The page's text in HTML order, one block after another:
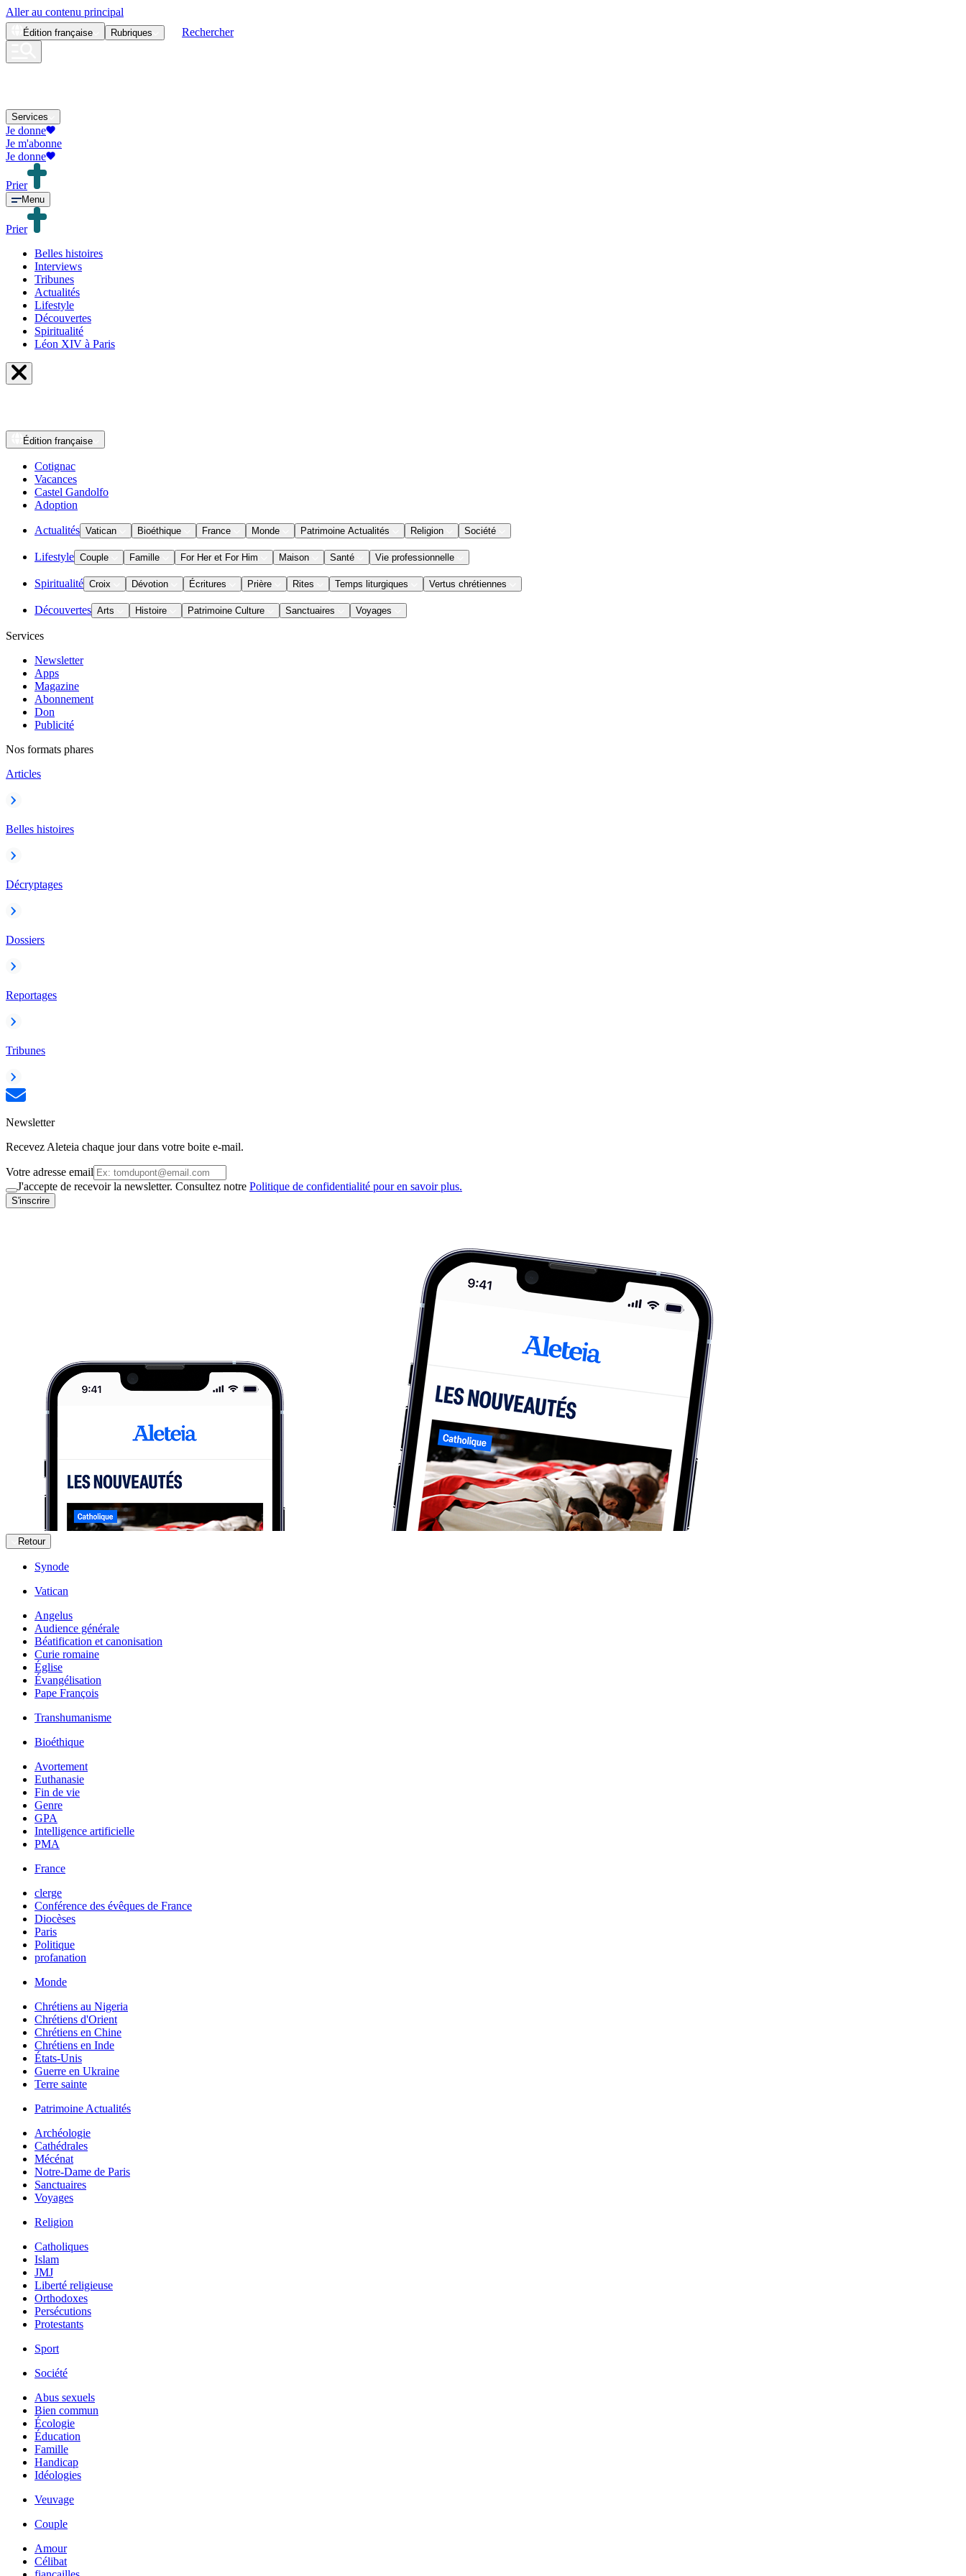
Aller au contenu principal
Édition française Rubriques Rechercher
Services
Je donne
Je m'abonne
Je donne
Prier
Menu
Prier
Belles histoires
Interviews
Tribunes
Actualités
Lifestyle
Découvertes
Spiritualité
Léon XIV à Paris
Édition française
Cotignac
Vacances
Castel Gandolfo
Adoption
Actualités Vatican Bioéthique France Monde Patrimoine Actualités Religion Société
Lifestyle Couple Famille For Her et For Him Maison Santé Vie professionnelle
Spiritualité Croix Dévotion Écritures Prière Rites Temps liturgiques Vertus chrétiennes
Découvertes Arts Histoire Patrimoine Culture Sanctuaires Voyages
Services
Newsletter
Apps
Magazine
Abonnement
Don
Publicité
Nos formats phares
Articles
Belles histoires
Décryptages
Dossiers
Reportages
Tribunes
Newsletter
Recevez Aleteia chaque jour dans votre boite e-mail.
Votre adresse email
J'accepte de recevoir la newsletter. Consultez notre Politique de confidentialité pour en savoir plus.
S'inscrire
Retour
Synode
Vatican
Angelus
Audience générale
Béatification et canonisation
Curie romaine
Église
Évangélisation
Pape François
Transhumanisme
Bioéthique
Avortement
Euthanasie
Fin de vie
Genre
GPA
Intelligence artificielle
PMA
France
clerge
Conférence des évêques de France
Diocèses
Paris
Politique
profanation
Monde
Chrétiens au Nigeria
Chrétiens d'Orient
Chrétiens en Chine
Chrétiens en Inde
États-Unis
Guerre en Ukraine
Terre sainte
Patrimoine Actualités
Archéologie
Cathédrales
Mécénat
Notre-Dame de Paris
Sanctuaires
Voyages
Religion
Catholiques
Islam
JMJ
Liberté religieuse
Orthodoxes
Persécutions
Protestants
Sport
Société
Abus sexuels
Bien commun
Écologie
Éducation
Famille
Handicap
Idéologies
Veuvage
Couple
Amour
Célibat